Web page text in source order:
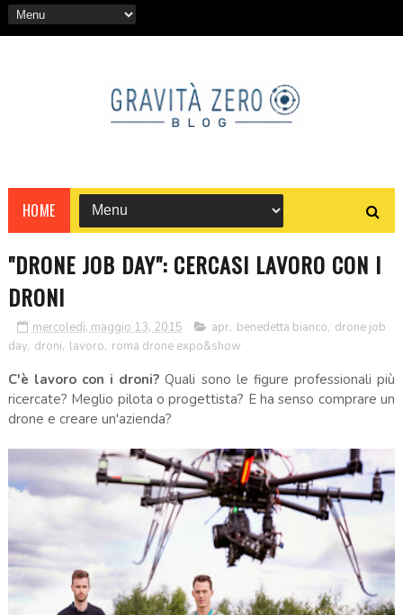
HOME
"DRONE JOB DAY": CERCASI LAVORO CON I
DRONI
mercoledì, maggio 13, 2015 apr, benedetta bianco, drone job
day, droni, lavoro, roma drone expo&show
C'è lavoro con i droni? Quali sono le figure professionali più
ricercate? Meglio pilota o progettista? E ha senso comprare un
drone e creare un'azienda?